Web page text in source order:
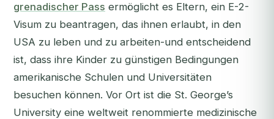
grenadischer Pass ermöglicht es Eltern, ein E-2-
Visum zu beantragen, das ihnen erlaubt, in den
USA zu leben und zu arbeiten-und entscheidend
ist, dass ihre Kinder zu günstigen Bedingungen
amerikanische Schulen und Universitäten
besuchen können. Vor Ort ist die St. George’s
University eine weltweit renommierte medizinische